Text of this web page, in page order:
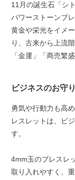
11月の誕生石「シ
パワーストーンブ
黄金や栄光をイメ
り、古来から上流
「金運」「商売繁
ビジネスのお守
勇気や行動力も高
レスレットは、ビ
す。
4mm玉のブレスレ
取り入れやすく、